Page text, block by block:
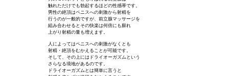
触れただけでも勃起するほどの性感帯です。
男性の絶頂はペニスへの刺激から射精を
行うのが一般的ですが、前立腺マッサージを
組み合わせるとその快楽は何倍にも膨れ
上がり射精の量も増えます。
人によってはペニスへの刺激がなくとも
射精・絶頂をむかえることが可能です。
そして、その上にはドライオーガズムという
さらなる境地があるのです。
ドライオーガズムとは簡単に言うと